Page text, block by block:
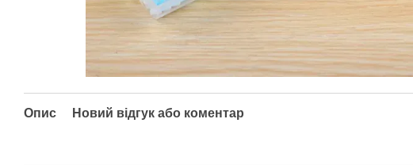
Опис Новий відгук або коментар